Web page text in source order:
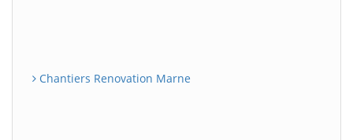
Chantiers Renovation Marne